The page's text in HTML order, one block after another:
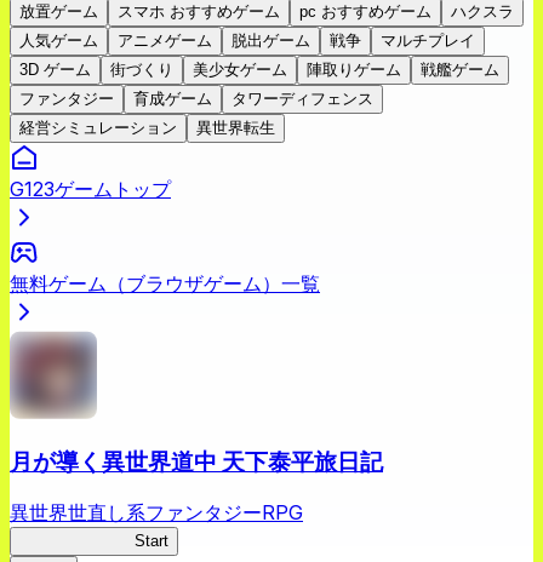
放置ゲーム
スマホ おすすめゲーム pc おすすめゲーム
ハクスラ
人気ゲーム
アニメゲーム 脱出ゲーム 戦争
マルチプレイ
3D ゲーム
街づくり 美少女ゲーム 陣取りゲーム
戦艦ゲーム
ファンタジー
育成ゲーム
タワーディフェンス
経営シミュレーション
異世界転生
G123ゲームトップ
無料ゲーム（ブラウザゲーム）一覧
月が導く異世界道中 天下泰平旅日記
異世界世直し系ファンタジーRPG
Start